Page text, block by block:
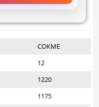
СОКМЕ
12
1220
1175